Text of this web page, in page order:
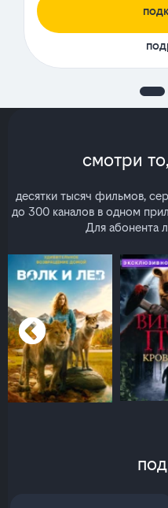
смотри
десятки тысяч фильмов,
до 300 каналов в одном
Для абонента